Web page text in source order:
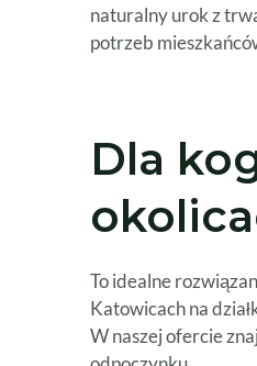
naturalny urok z
potrzeb
Dla
To idealne
Katowicach na
W naszej ofercie